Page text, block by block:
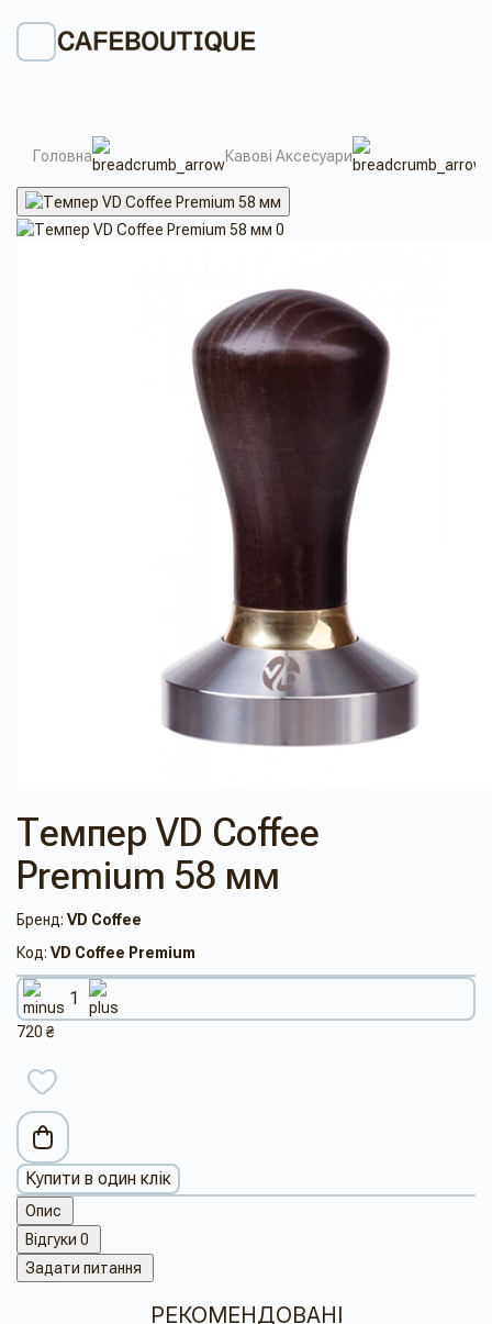
Головна Кавові Аксесуари
Темпер VD Coffee
Premium 58 мм
Бренд: VD Coffee
Код: VD Coffee Premium
720 ₴
Купити в один клік
Опис
Відгуки 0
Задати питання
РЕКОМЕНДОВАНІ